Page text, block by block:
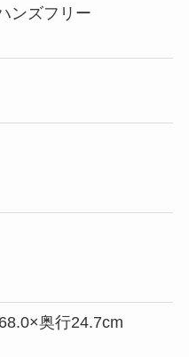
ンズフリー
奥行24.7cm